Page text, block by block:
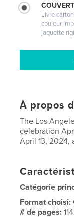
Livre
couleur
jaquette
À propos
The Los
celebration
April 13, 2024,
Catégorie
Format choisi:
# de pages:114